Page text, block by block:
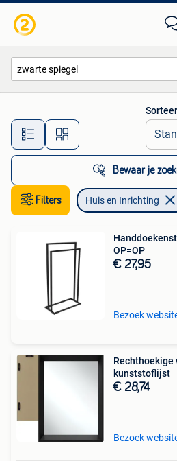
Alle afstanden…
Bewaar je
Filters Huis en Inrichting
OP=OP
€ 27,95
Bezoek
Rechthoekige
kunststoflijst
€ 28,74
Bezoek